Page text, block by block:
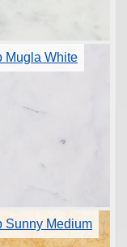
Mugla White
Sunny Medium